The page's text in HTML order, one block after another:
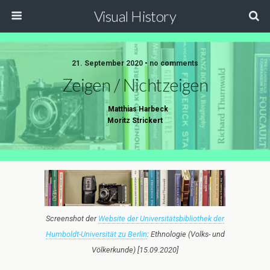
Visual History
21. September 2020 • no comments
Zeigen / Nichtzeigen
Matthias Harbeck
Moritz Strickert
Screenshot der Website der Universitätsbibliothek der
Humboldt-Universität zu Berlin: Ethnologie (Volks- und
Völkerkunde) [15.09.2020]